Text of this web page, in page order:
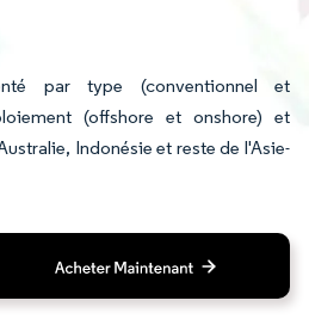
par type (conventionnel et
(offshore et onshore) et
Indonésie et reste de l'Asie-